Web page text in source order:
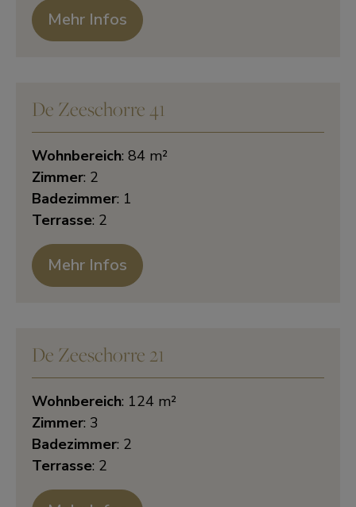
Mehr Infos
De Zeeschorre 41
Wohnbereich: 84 m²
Zimmer: 2
Badezimmer: 1
Terrasse: 2
Mehr Infos
De Zeeschorre 21
Wohnbereich: 124 m²
Zimmer: 3
Badezimmer: 2
Terrasse: 2